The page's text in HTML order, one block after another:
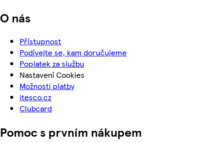
O nás
Přístupnost
Podívejte se, kam doručujeme
Poplatek za službu
Nastavení Cookies
Možnosti platby
itesco.cz
Clubcard
Pomoc s prvním nákupem